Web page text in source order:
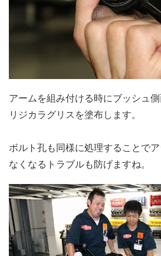
アームを組み付ける時にブッシュ
リジカラグリスを塗布します。
ボルト孔も同様に処理することで
なくなるトラブルも防げますね。